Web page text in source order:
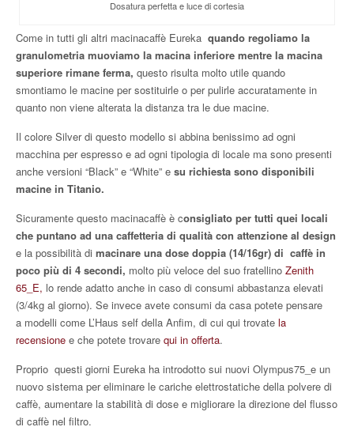
Dosatura perfetta e luce di cortesia
Come in tutti gli altri macinacaffè Eureka quando regoliamo la
granulometria muoviamo la macina inferiore mentre la macina
superiore rimane ferma, questo risulta molto utile quando
smontiamo le macine per sostituirle o per pulirle accuratamente in
quanto non viene alterata la distanza tra le due macine.
Il colore Silver di questo modello si abbina benissimo ad ogni
macchina per espresso e ad ogni tipologia di locale ma sono presenti
anche versioni “Black” e “White” e su richiesta sono disponibili
macine in Titanio.
Sicuramente questo macinacaffè è consigliato per tutti quei locali
che puntano ad una caffetteria di qualità con attenzione al design
e la possibilità di macinare una dose doppia (14/16gr) di caffè in
poco più di 4 secondi, molto più veloce del suo fratellino Zenith
65_E, lo rende adatto anche in caso di consumi abbastanza elevati
(3/4kg al giorno). Se invece avete consumi da casa potete pensare
a modelli come L’Haus self della Anfim, di cui qui trovate la
recensione e che potete trovare qui in offerta.
Proprio questi giorni Eureka ha introdotto sui nuovi Olympus75_e un
nuovo sistema per eliminare le cariche elettrostatiche della polvere di
caffè, aumentare la stabilità di dose e migliorare la direzione del flusso
di caffè nel filtro.